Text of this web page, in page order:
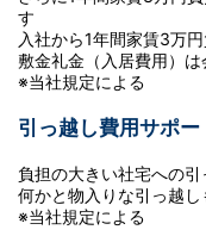
す
入社から1年間家賃3万円
敷金礼金（入居費用）は
※当社規定による
引っ越し費用サポー
負担の大きい社宅への
何かと物入りな引っ越し
※当社規定による